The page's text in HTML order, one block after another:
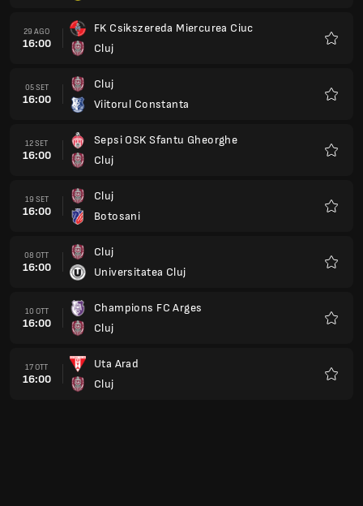
29 AGO
16:00
FK Csikszereda Miercurea Ciuc
Cluj
05 SET
16:00
Cluj
Viitorul Constanta
12 SET
16:00
Sepsi OSK Sfantu Gheorghe
Cluj
19 SET
16:00
Cluj
Botosani
08 OTT
16:00
Cluj
Universitatea Cluj
10 OTT
16:00
Champions FC Arges
Cluj
17 OTT
16:00
Uta Arad
Cluj